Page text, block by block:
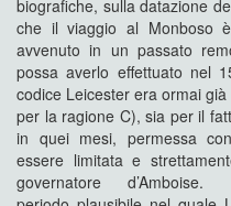
biografiche, sulla datazione
che il viaggio al Monboso
avvenuto in un passato
possa averlo effettuato nel
codice Leicester era ormai
per la ragione C), sia per il
in quei mesi, permessa
essere limitata e
governatore